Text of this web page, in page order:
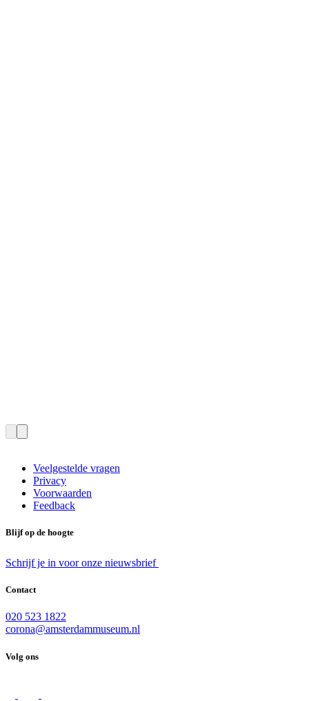
Veelgestelde vragen
Privacy
Voorwaarden
Feedback
Blijf op de hoogte
Schrijf je in voor onze nieuwsbrief
Contact
020 523 1822
corona@amsterdammuseum.nl
Volg ons